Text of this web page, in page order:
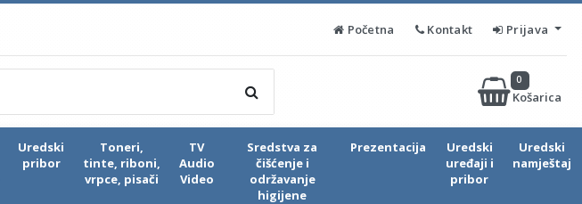
Početna Kontakt Prijava
Košarica
0
Uredski
pribor
Toneri,
tinte, riboni,
vrpce, pisači
TV
Audio
Video
Sredstva za
čišćenje i
održavanje
higijene
Prezentacija
Uredski
uređaji i
pribor
Uredski
namještaj